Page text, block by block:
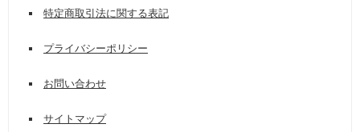
特定商取引法に関する表記
プライバシーポリシー
お問い合わせ
サイトマップ